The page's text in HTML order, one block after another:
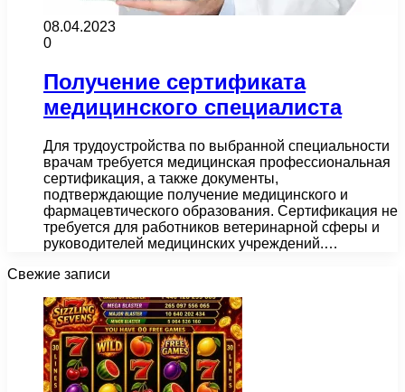
08.04.2023
0
Получение сертификата
медицинского специалиста
Для трудоустройства по выбранной специальности
врачам требуется медицинская профессиональная
сертификация, а также документы,
подтверждающие получение медицинского и
фармацевтического образования. Сертификация не
требуется для работников ветеринарной сферы и
руководителей медицинских учреждений.…
Свежие записи